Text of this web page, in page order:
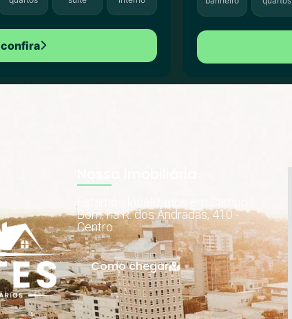
confira
Bom, na R. dos Andradas, 410 -
Centro.
Como chegar